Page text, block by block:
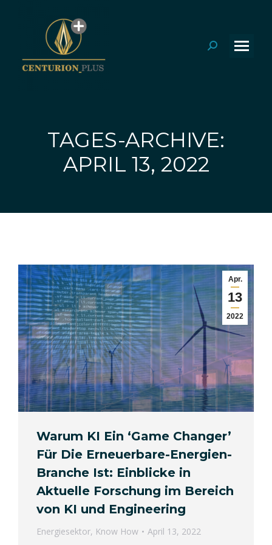
Search:
TAGES-ARCHIVE:
APRIL 13, 2022
Apr.
13
2022
Warum KI Ein ‘Game Changer’
Für Die Erneuerbare-Energien-
Branche Ist: Einblicke in
Aktuelle Forschung im Bereich
von KI und Engineering
Energiesektor, Know How April 13, 2022